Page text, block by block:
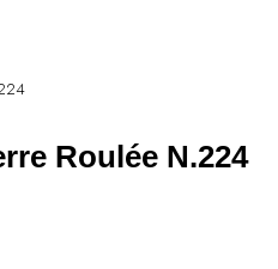
Roulée N.224